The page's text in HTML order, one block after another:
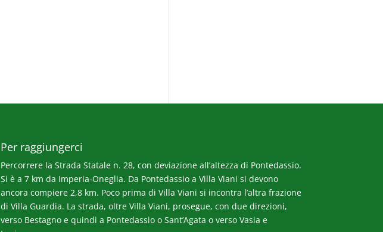
Per raggiungerci
Percorrere la Strada Statale n. 28, con deviazione all’altezza di Pontedassio.
Si è a 7 km da Imperia-Oneglia. Da Pontedassio a Villa Viani si devono
ancora compiere 2,8 km. Poco prima di Villa Viani si incontra l’altra frazione
di Villa Guardia. La strada, oltre Villa Viani, prosegue, con due direzioni,
verso Bestagno e quindi a Pontedassio o Sant’Agata o verso Vasia e